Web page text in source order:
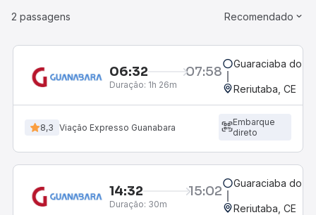
2 passagens Recomendado
06:32 07:58
Duração: 1h 26m
Guaraciaba do
Reriutaba, CE
8,3 Viação Expresso Guanabara
Embarque
direto
14:32 15:02
Duração: 30m
Guaraciaba do
Reriutaba, CE